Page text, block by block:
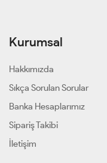
Kurumsal
Hakkımızda
Sıkça Sorulan Sorular
Banka Hesaplarımız
Sipariş Takibi
İletişim